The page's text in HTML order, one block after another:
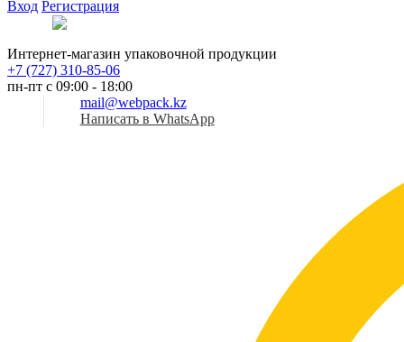
Вход Регистрация
Интернет-магазин упаковочной продукции
+7 (727) 310-85-06
пн-пт с 09:00 - 18:00
mail@webpack.kz
Написать в WhatsApp